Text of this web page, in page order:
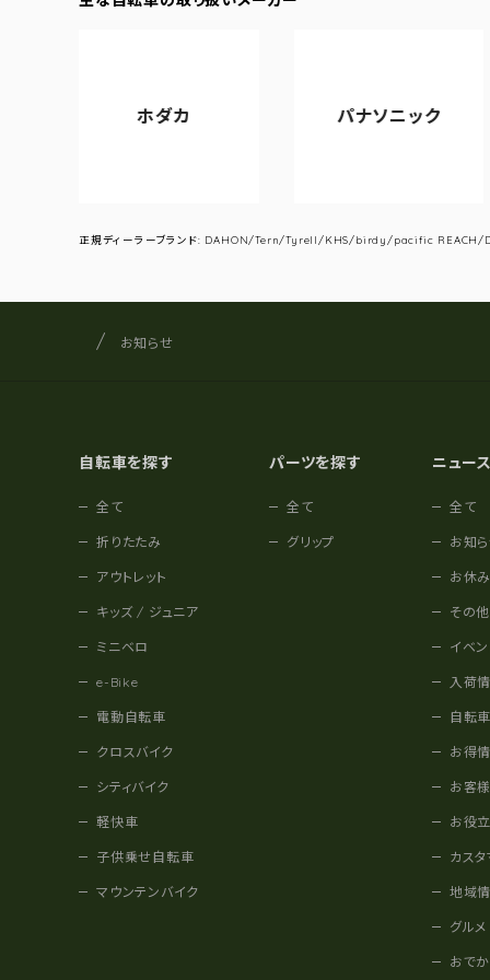
パナソニック
正規ディーラーブランド: DAHON/Tern/Tyrell/KHS/birdy/pacific
サイト内の現在地
サイクルショップナカゴヤ
お知らせ
自転車を探す
全て
折りたたみ
アウトレット
キッズ / ジュニア
ミニベロ
e-Bike
電動自転車
クロスバイク
シティバイク
軽快車
子供乗せ自転車
マウンテンバイク
パーツを探す
全て
グリップ
ニュー
全て
お知
お休
その
イベン
入荷
自転
お得
お客様
お役
カス
地域
グルメ
おで